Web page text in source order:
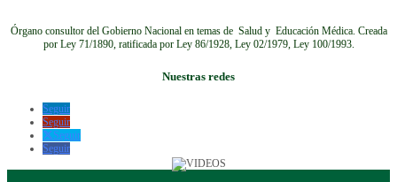
Órgano consultor del Gobierno Nacional en temas de Salud y Educación Médica. Creada
por Ley 71/1890, ratificada por Ley 86/1928, Ley 02/1979, Ley 100/1993.
Nuestras redes
Seguir
Seguir
Seguir
Seguir